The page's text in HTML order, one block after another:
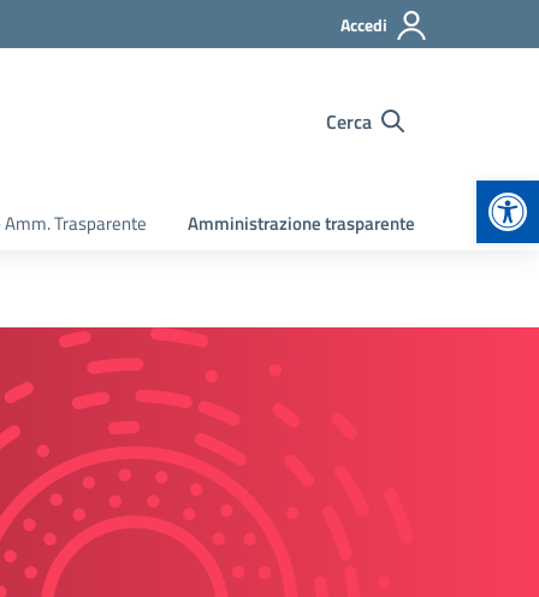
Accedi
Cerca
Trasparente Amministrazione trasparente